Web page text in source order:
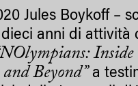
Jules Boykoff –
anni di attività
and Beyond”a